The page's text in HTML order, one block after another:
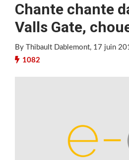
Chante chante
Valls Gate,
By Thibault Dablemont, 17 juin
1082